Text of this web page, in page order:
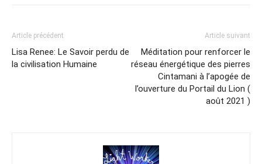
Article précédent
Lisa Renee: Le Savoir perdu de
la civilisation Humaine
Article suivant
Méditation pour renforcer le
réseau énergétique des pierres
Cintamani à l’apogée de
l’ouverture du Portail du Lion (
août 2021 )